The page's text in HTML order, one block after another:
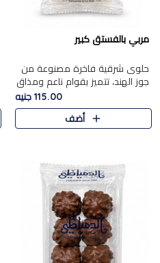
مربي بالفستق كبير
حلوى شرقية فاخرة مصنوعة من
جوز الهند، تتميز بقوام ناعم ومذاق
غني، وتزين بقطع من الفستق
الفاخر التي تضيف عليها قرمشة
115.00 جنيه
أضف